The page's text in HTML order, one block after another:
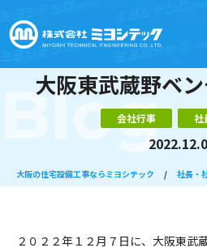
大阪東武蔵野ベ
会社行事 社
Blog
大阪の住宅設備工事ならミヨシテック / 社長・
２０２２年１２月７日に、大阪東武